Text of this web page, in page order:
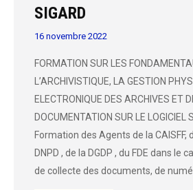
SIGARD
16 novembre 2022
FORMATION SUR LES
L’ARCHIVISTIQUE, LA GESTION
ELECTRONIQUE DES ARCHIVES ET
DOCUMENTATION SUR LE LOGICIEL
Formation des Agents de la CAISFF,
DNPD , de la DGDP , du FDE dans le
de collecte des documents, de